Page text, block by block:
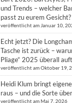
und Trends – welcher
passt zu eurem Gesicht?
veröffentlicht am Januar 10,
Echt jetzt? Die
Tasche ist zurück –
Pliage“ 2025 überall
veröffentlicht am Oktober 19,
Heidi Klum bringt
raus – und die Sorte
veröffentlicht am Mai 7, 2026